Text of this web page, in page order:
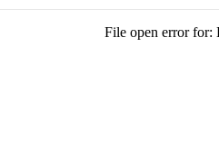
File open error for: